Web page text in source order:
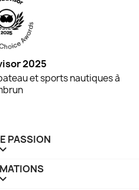
2025
et sports nautiques à
PASSION

